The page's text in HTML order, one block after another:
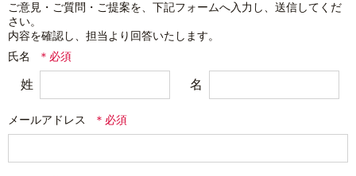
ご意見・ご質問・ご提案を、下記フォームへ入力し、送信してくだ
さい。
内容を確認し、担当より回答いたします。
氏名
姓 名
メールアドレス